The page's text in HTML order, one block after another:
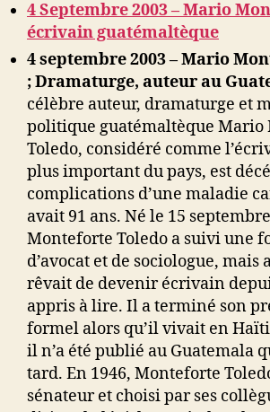
4 Septembre 2003 – Mario
écrivain guatémaltèque
4 septembre 2003 – Mario
; Dramaturge, auteur au
célèbre auteur, dramaturge et
politique guatémaltèque Mario
Toledo, considéré comme
plus important du pays, est
complications d’une maladie
avait 91 ans. Né le 15
Monteforte Toledo a suivi une
d’avocat et de sociologue, mais
rêvait de devenir écrivain
appris à lire. Il a terminé son
formel alors qu’il vivait en
il n’a été publié au Guatemala
tard. En 1946, Monteforte
sénateur et choisi par ses